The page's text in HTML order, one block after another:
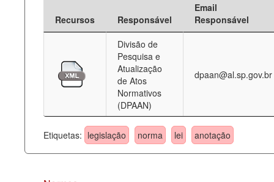
Deputados Estaduais
Legislação
Perguntas frequentes
Contato
Recursos Responsável
Email
Responsável
Divisão de
Pesquisa e
Atualização
de Atos
Normativos
(DPAAN)
dpaan@al.sp.gov.br
Etiquetas: legislação norma lei anotação